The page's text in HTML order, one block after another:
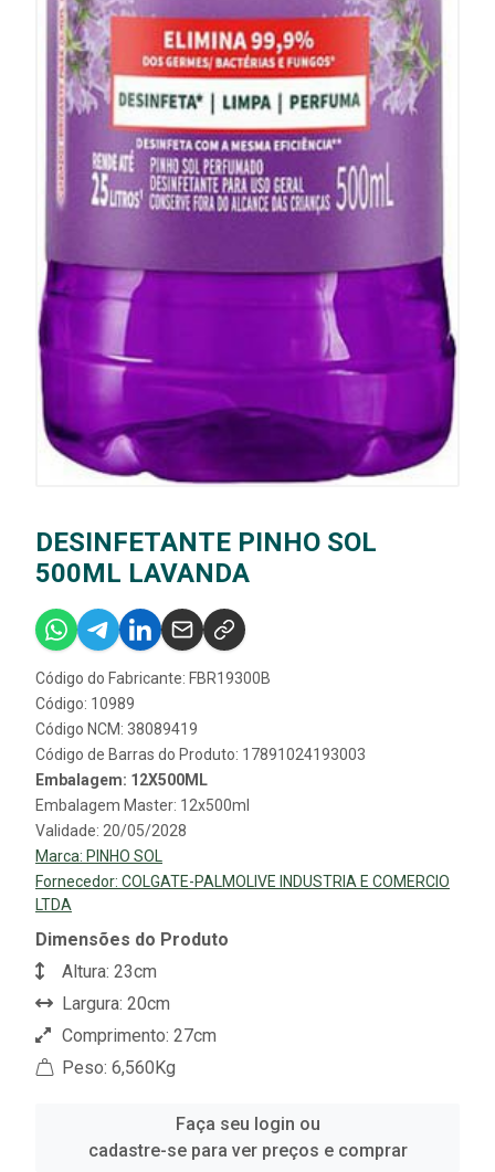
DESINFETANTE PINHO SOL
500ML LAVANDA
Código do Fabricante: FBR19300B
Código: 10989
Código NCM: 38089419
Código de Barras do Produto: 17891024193003
Embalagem: 12X500ML
Embalagem Master: 12x500ml
Validade: 20/05/2028
Marca: PINHO SOL
Fornecedor: COLGATE-PALMOLIVE INDUSTRIA E COMERCIO
LTDA
Dimensões do Produto
Altura: 23cm
Largura: 20cm
Comprimento: 27cm
Peso: 6,560Kg
Faça seu login ou
cadastre-se para ver preços e comprar